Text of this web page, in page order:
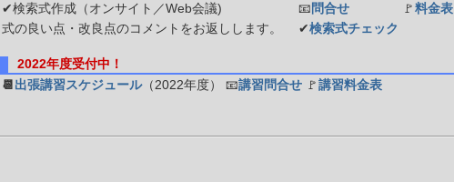
✔検索式作成（オンサイト／Web会議)
📧 問合せ 🚩 料金表
式の良い点・改良点のコメントをお返しします。
✔検索式チェック
2022年度受付中！
📆 出張講習スケジュール（2022年度） 📧講習問合せ 🚩 講習料金表